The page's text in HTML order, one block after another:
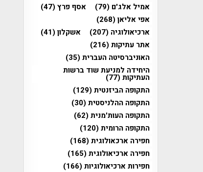
אמיל אלג'ם (79) אסף פרץ(47)
אפי אליאן(268)
ארכיאולוגיה (207) אשקלון(41)
אתר עתיקות(216)
האוניברסיטה העברית(35)
היחידה למניעת שוד ברשות
העתיקות(77)
התקופה הביזנטית(129)
התקופה ההלניסטית(30)
התקופה העות'מנית(62)
התקופה הרומית(120)
חפירה ארכאולוגית(168)
חפירה ארכיאולוגית(165)
חפירות ארכיאולוגיות(166)